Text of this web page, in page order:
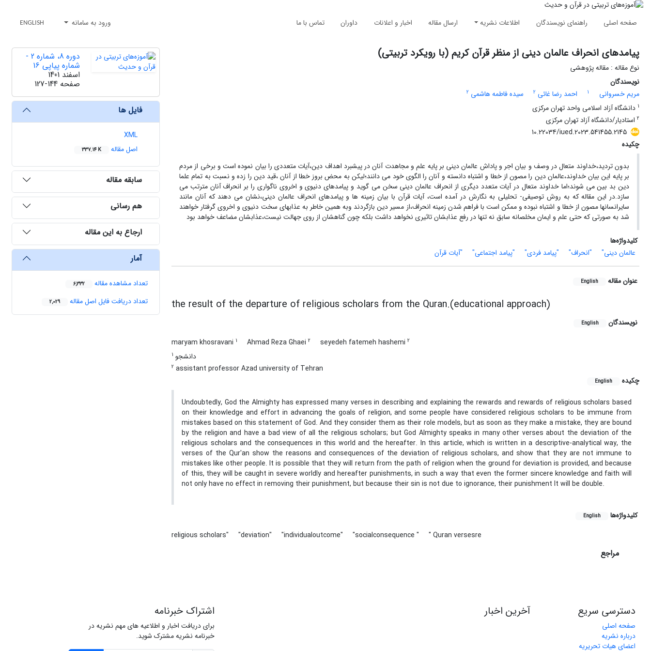
صفحه اصلی راهنمای نویسندگان اطلاعات نشریه ارسال مقاله اخبار و اعلانات داوران تماس با ما ورود به سامانه ENGLISH
پیامدهای انحراف عالمان دینی از منظر قرآن کریم (با رویکرد تربیتی)
نوع مقاله : مقاله پژوهشی
نویسندگان
مریم خسروانی
1 احمد رضا غائی 2 سیده فاطمه هاشمی 2
1 دانشگاه آزاد اسلامی واحد تهران مرکزی
2 استادیار/دانشگاه آزاد تهران مرکزی
10.22034/iued.2023.541455.2145
چکیده
بدون تردید،خداوند متعال در وصف و بیان اجر و پاداش عالمان دینی بر پایه علم و مجاهدت آنان در پیشبرد اهداف دین،آیات متعددی را بیان نموده است و برخی از مردم
بر پایه این بیان خداوند،عالمان دین را مصون از خطا و اشتباه دانسته و آنان را الگوی خود می دانند؛لیکن به محض بروز خطا از آنان ،قید دین را زده و نسبت به تمام علما
دین بد بین می شوند؛اما خداوند متعال در آیات متعدد دیگری از انحراف عالمان دینی سخن می گوید و پیامدهای دنیوی و اخروی ناگواری را بر انحراف آنان مترتب می
سازد.در این مقاله که به روش توصیفی- تحلیلی به نگارش در آمده است، آیات قرآن با بیان زمینه ها و پیامدهای انحراف عالمان دینی،نشان می دهند که آنان مانند
سایرانسانها مصون از خطا و اشتباه نبوده و ممکن است با فراهم شدن زمینه انحراف،از مسیر دین بازگردند وبه همین خاطر به عذابهای سخت دنیوی و اخروی گرفتار خواهند
شد به صورتی که حتی علم و ایمان مخلصانه سابق نه تنها در رفع عذابشان تاثیری نخواهد داشت بلکه چون گناهشان از روی جهالت نیست،عذابشان مضاعف خواهد بود
کلیدواژه‌ها
عالمان دینی"
"انحراف" "پیامد فردی" "پیامد اجتماعی" "آیات قرآن
عنوان مقاله English
the result of the departure of religious scholars from the Quran.(educational approach)
نویسندگان English
maryam khosravani 1 Ahmad Reza Ghaei 2 seyedeh fatemeh hashemi 2
1 دانشجو
2 assistant professor Azad university of Tehran
چکیده
English
Undoubtedly, God the Almighty has expressed many verses in describing and explaining the rewards and rewards of religious scholars based
on their knowledge and effort in advancing the goals of religion, and some people have considered religious scholars to be immune from
mistakes based on this statement of God. And they consider them as their role models, but as soon as they make a mistake, they are bound
by the religion and have a bad view of all the religious scholars; but God Almighty speaks in many other verses about the deviation of the
religious scholars and the consequences in this world and the hereafter. In this article, which is written in a descriptive-analytical way, the
verses of the Qur'an show the reasons and consequences of the deviation of religious scholars, and show that they are not immune to
mistakes like other people. It is possible that they will return from the path of religion when the ground for deviation is provided, and because
of this, they will be caught in severe worldly and hereafter punishments, in such a way that even the former sincere knowledge and faith will
not only have no effect in removing their punishment, but because their sin is not due to ignorance, their punishment It will be double.
کلیدواژه‌ها English
religious scholars" "deviation" "individualoutcome" "socialconsequence " " Quran versesre
مراجع
دوره 8، شماره 2 -
شماره پیاپی 16
اسفند 1401
صفحه 127-144
فایل ها
XML
اصل مقاله
337.14 K
سابقه مقاله
هم رسانی
ارجاع به این مقاله
آمار
تعداد مشاهده مقاله 6,332
تعداد دریافت فایل اصل مقاله 2,029
دسترسی سریع
صفحه اصلی
درباره نشریه
اعضای هیات تحریریه
آخرین اخبار اشتراک خبرنامه
برای دریافت اخبار و اطلاعیه های مهم نشریه در
خبرنامه نشریه مشترک شوید.